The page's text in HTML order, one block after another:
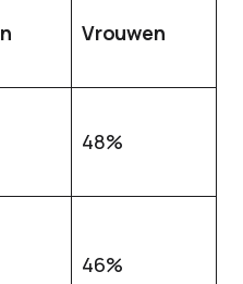
Vrouwen
48%
46%